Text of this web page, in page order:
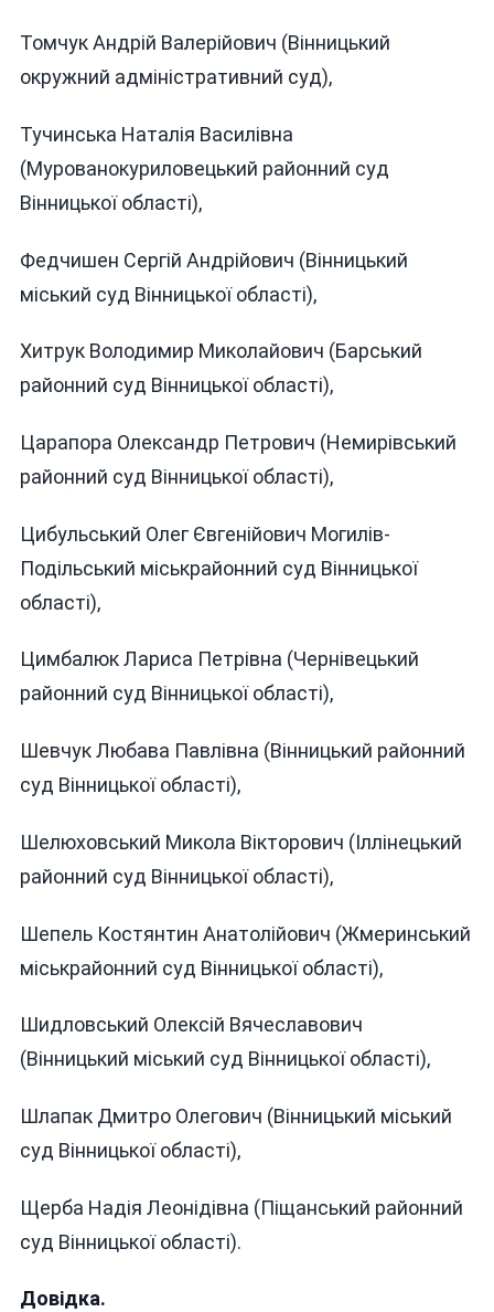
Томчук Андрій Валерійович (Вінницький
окружний адміністративний суд),
Тучинська Наталія Василівна
(Мурованокуриловецький районний суд
Вінницької області),
Федчишен Сергій Андрійович (Вінницький
міський суд Вінницької області),
Хитрук Володимир Миколайович (Барський
районний суд Вінницької області),
Царапора Олександр Петрович (Немирівський
районний суд Вінницької області),
Цибульський Олег Євгенійович Могилів-
Подільський міськрайонний суд Вінницької
області),
Цимбалюк Лариса Петрівна (Чернівецький
районний суд Вінницької області),
Шевчук Любава Павлівна (Вінницький районний
суд Вінницької області),
Шелюховський Микола Вікторович (Іллінецький
районний суд Вінницької області),
Шепель Костянтин Анатолійович (Жмеринський
міськрайонний суд Вінницької області),
Шидловський Олексій Вячеславович
(Вінницький міський суд Вінницької області),
Шлапак Дмитро Олегович (Вінницький міський
суд Вінницької області),
Щерба Надія Леонідівна (Піщанський районний
суд Вінницької області).
Довідка.